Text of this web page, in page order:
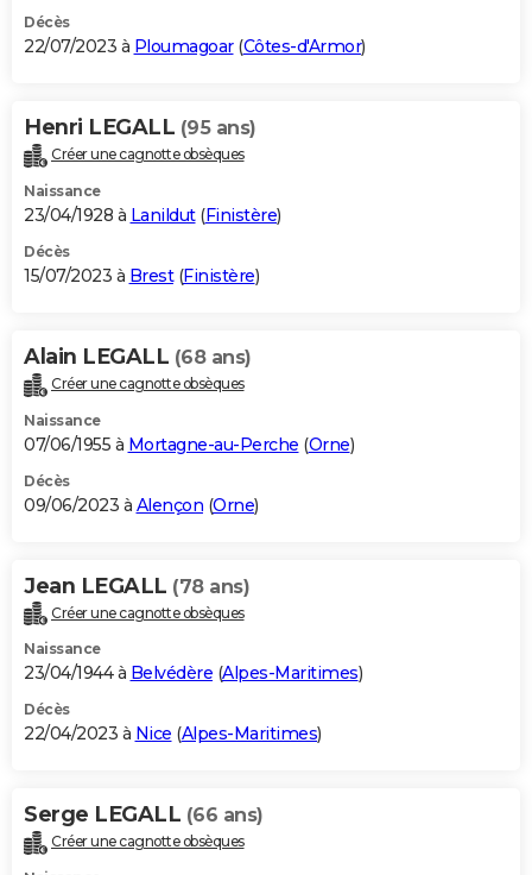
Décès
22/07/2023 à Ploumagoar(Côtes-d'Armor)
Henri LEGALL (95 ans)
Créer une cagnotte obsèques
Naissance
23/04/1928 à Lanildut(Finistère)
Décès
15/07/2023 à Brest(Finistère)
Alain LEGALL (68 ans)
Créer une cagnotte obsèques
Naissance
07/06/1955 à Mortagne-au-Perche (Orne)
Décès
09/06/2023 à Alençon (Orne)
Jean LEGALL (78 ans)
Créer une cagnotte obsèques
Naissance
23/04/1944 à Belvédère (Alpes-Maritimes)
Décès
22/04/2023 à Nice (Alpes-Maritimes)
Serge LEGALL (66 ans)
Créer une cagnotte obsèques